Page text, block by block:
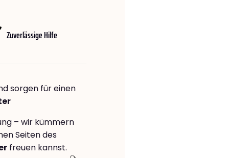
Zuverlässige Hilfe
sorgen für einen
– wir kümmern
Seiten des
freuen kannst.